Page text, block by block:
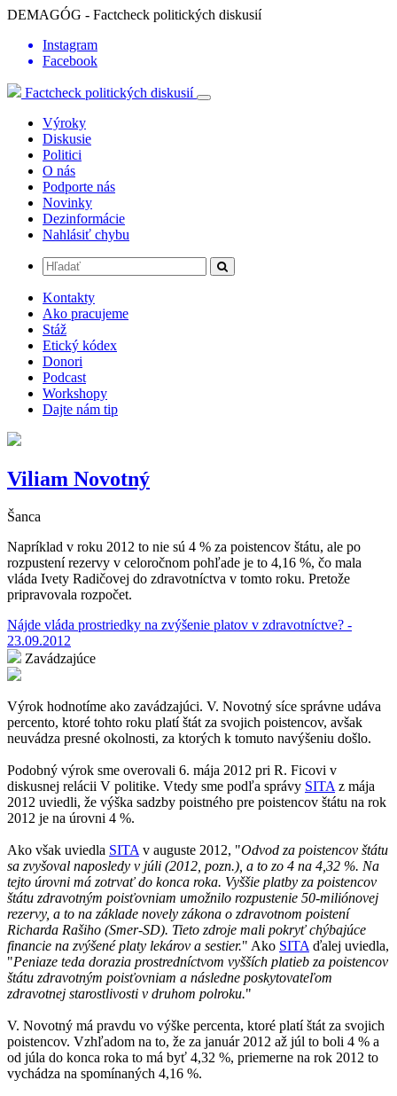
DEMAGÓG - Factcheck politických diskusií
Instagram
Facebook
Factcheck politických diskusií
Výroky
Diskusie
Politici
O nás
Podporte nás
Novinky
Dezinformácie
Nahlásiť chybu
Kontakty
Ako pracujeme
Stáž
Etický kódex
Donori
Podcast
Workshopy
Dajte nám tip
Viliam Novotný
Šanca
Napríklad v roku 2012 to nie sú 4 % za poistencov štátu, ale po
rozpustení rezervy v celoročnom pohľade je to 4,16 %, čo mala
vláda Ivety Radičovej do zdravotníctva v tomto roku. Pretože
pripravovala rozpočet.
Nájde vláda prostriedky na zvýšenie platov v zdravotníctve? -
23.09.2012
Zavádzajúce
Výrok hodnotíme ako zavádzajúci. V. Novotný síce správne udáva
percento, ktoré tohto roku platí štát za svojich poistencov, avšak
neuvádza presné okolnosti, za ktorých k tomuto navýšeniu došlo.
Podobný výrok sme overovali 6. mája 2012 pri R. Ficovi v
diskusnej relácii V politike. Vtedy sme podľa správy SITA z mája
2012 uviedli, že výška sadzby poistného pre poistencov štátu na rok
2012 je na úrovni 4 %.
Ako však uviedla SITA v auguste 2012, "Odvod za poistencov štátu
sa zvyšoval naposledy v júli (2012, pozn.), a to zo 4 na 4,32 %. Na
tejto úrovni má zotrvať do konca roka. Vyššie platby za poistencov
štátu zdravotným poisťovniam umožnilo rozpustenie 50-miliónovej
rezervy, a to na základe novely zákona o zdravotnom poistení
Richarda Rašiho (Smer-SD). Tieto zdroje mali pokryť chýbajúce
financie na zvýšené platy lekárov a sestier." Ako SITA ďalej uviedla,
"Peniaze teda dorazia prostredníctvom vyšších platieb za poistencov
štátu zdravotným poisťovniam a následne poskytovateľom
zdravotnej starostlivosti v druhom polroku."
V. Novotný má pravdu vo výške percenta, ktoré platí štát za svojich
poistencov. Vzhľadom na to, že za január 2012 až júl to boli 4 % a
od júla do konca roka to má byť 4,32 %, priemerne na rok 2012 to
vychádza na spomínaných 4,16 %.